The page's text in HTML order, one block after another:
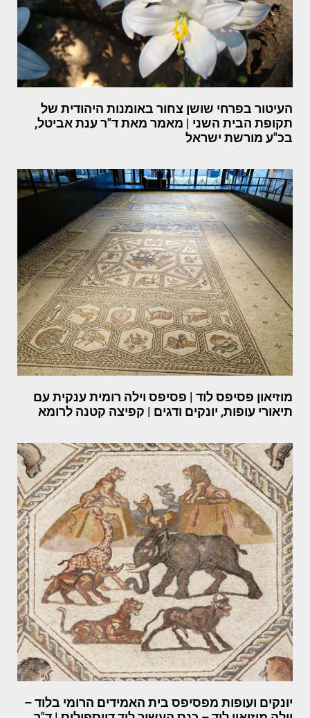
העיטור בפרחי שושן צחור באומנות היהודית של
תקופת הבית השני | מאמר מאת ד"ר ענת אביטל,
בכ"ע מורשת ישראל
מוזיאון פסיפס לוד | פסיפס וילה רומית ענקית עם
תיאורי עופות, יונקים ודגים | קפיצה קטנה לרומא
יונקים ועופות מפסיפס בית האמידים הרומי בלוד –